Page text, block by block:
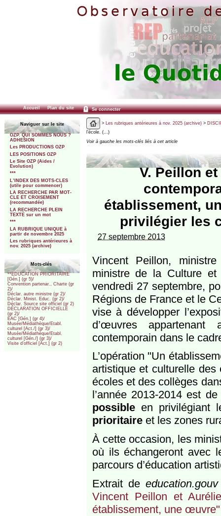
Accueil Plan du site Se connecter
Naviguer sur le site
OZP. QUI SOMMES NOUS ?
ADHESION
Les PRODUCTIONS OZP
LES POSITIONS OZP
Le Site OZP (Aides /
Evolution)
***
L’INDEX DES MOTS-CLES
(utile pour commencer)
LA RECHERCHE PAR MOT-
CLE ET CROISEMENT
(recommandée)
LA RECHERCHE PLEIN
TEXTE sur un mot
***
LA RUBRIQUE UNIQUE à
partir de novembre 2025
Les rubriques antérieures à
nov. 2025 (archive)
Mots-clés
**EDUCATION PRIORITAIRE
[Gén.] (gr 5)/
Convention partenar., Charte (gr
2)/
Déclar. autre ministre (gr 2)/
Déclar. Minist. Educ. (gr 2)/
Déclar. Source site officiel (gr 2)
DÉCLARATION OFFICIELLE
(gr 2)/
EAC [Gén.] (gr 4)/
Musée/Médiathèque/Etabl.
culturel [Act./] (gr 3)/
Musée/Médiathèque/Etabl.
culturel [Gén./] (gr 3)/
Visite d’officiel [Act.] (gr 2)
> Les rubriques antérieures à nov. 2025 (archive)>
l’école. (…)
Voir à gauche les mots-clés liés à cet article
V. Peillon
établissement,
privilégier les
27 septembre 2013
Vincent Peillon,
ministre de la Culture et
vendredi 27 septembre,
Régions de France et le
vise à développer
d’œuvres
contemporain dans le
L’opération "Un
artistique et culturelle
écoles et des collèges
l’année 2013-2014 est
possibleen privilégiant
prioritaireet les zones
À cette occasion, les
où ils échangeront avec
parcours d’éducation
Extrait de
Vincent Peillon et
établissement, une œuvre"